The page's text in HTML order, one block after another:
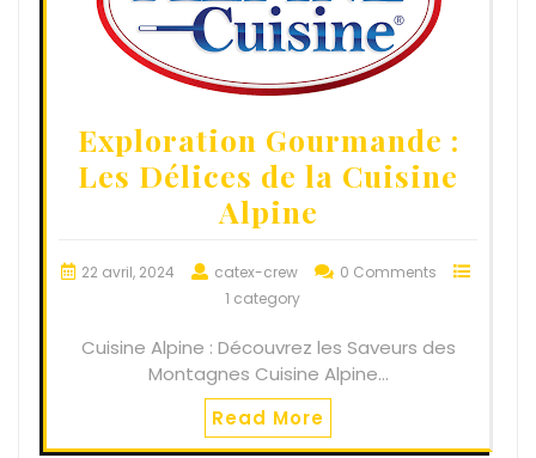
Exploration Gourmande :
Les Délices de la Cuisine
Alpine
22 avril, 2024 catex-crew
0 Comments
1 category
Cuisine Alpine : Découvrez les Saveurs des
Montagnes Cuisine Alpine…
Read More